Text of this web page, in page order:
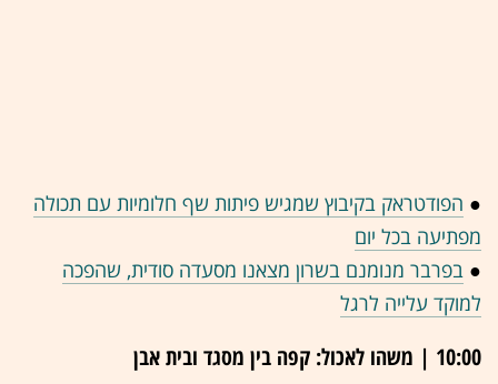
● הפודטראק בקיבוץ שמגיש פיתות שף חלומיות עם תכולה
מפתיעה בכל יום
● בפרבר מנומנם בשרון מצאנו מסעדה סודית, שהפכה
למוקד עלייה לרגל
10:00 | משהו לאכול: קפה בין מסגד ובית אבן